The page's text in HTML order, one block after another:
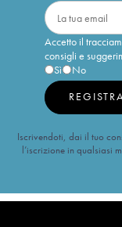
Accetto il
consigli e
Sì
No
Iscrivendoti, dai il tuo
l’iscrizione in qualsiasi